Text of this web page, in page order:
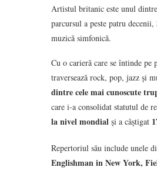
Artistul britanic este unul
parcursul a peste patru
muzică simfonică.
Cu o carieră care se întinde pe
traversează rock, pop, jazz și
dintre cele mai cunoscute
care i-a consolidat statutul de
la nivel mondial și a câștigat
Repertoriul său include unele
Englishman in New York,